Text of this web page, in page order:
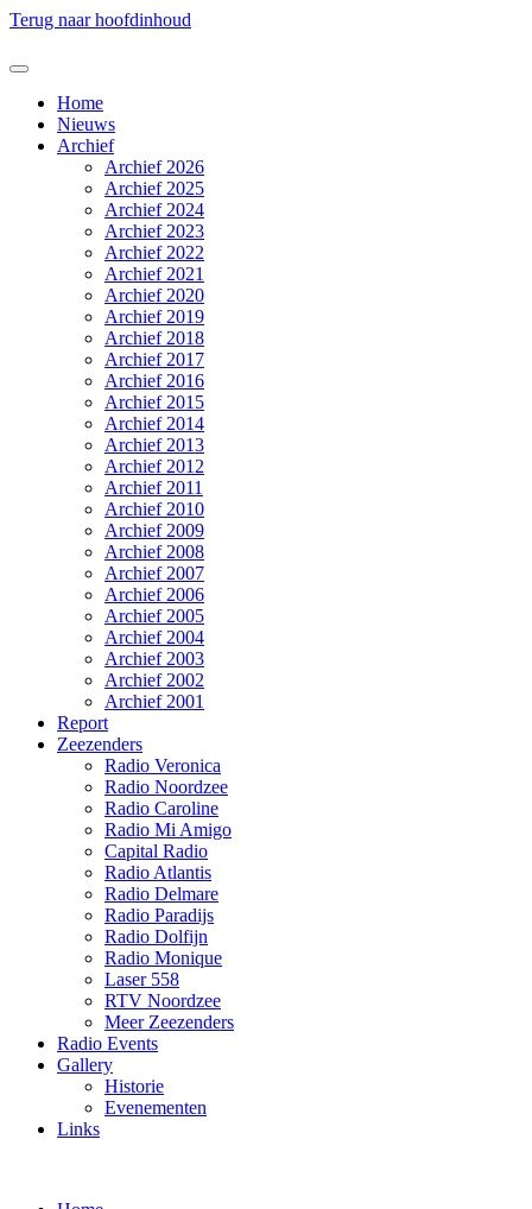
Terug naar hoofdinhoud
Home
Nieuws
Archief
Archief 2026
Archief 2025
Archief 2024
Archief 2023
Archief 2022
Archief 2021
Archief 2020
Archief 2019
Archief 2018
Archief 2017
Archief 2016
Archief 2015
Archief 2014
Archief 2013
Archief 2012
Archief 2011
Archief 2010
Archief 2009
Archief 2008
Archief 2007
Archief 2006
Archief 2005
Archief 2004
Archief 2003
Archief 2002
Archief 2001
Report
Zeezenders
Radio Veronica
Radio Noordzee
Radio Caroline
Radio Mi Amigo
Capital Radio
Radio Atlantis
Radio Delmare
Radio Paradijs
Radio Dolfijn
Radio Monique
Laser 558
RTV Noordzee
Meer Zeezenders
Radio Events
Gallery
Historie
Evenementen
Links